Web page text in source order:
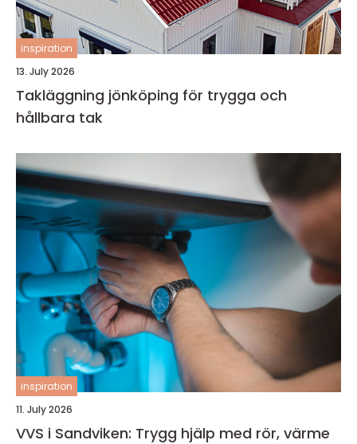
inspiration
13. July 2026
Takläggning jönköping för trygga och
hållbara tak
inspiration
11. July 2026
VVS i Sandviken: Trygg hjälp med rör, värme